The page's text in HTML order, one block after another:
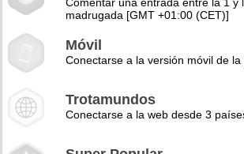
madrugada [GMT +01:00 (CET)]
Móvil
Conectarse a la versión móvil de la
Trotamundos
Conectarse a la web desde 3